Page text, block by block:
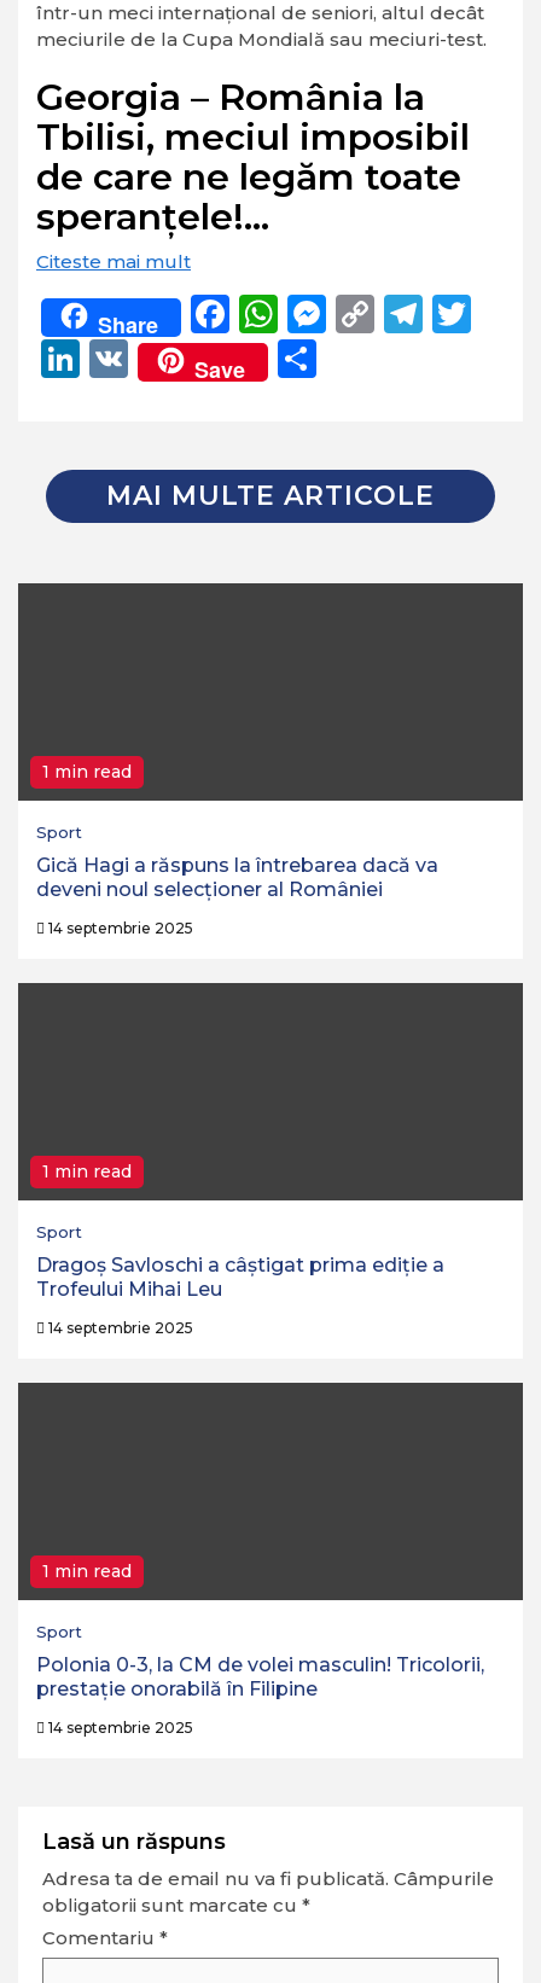
într-un meci internațional de seniori, altul decât
meciurile de la Cupa Mondială sau meciuri-test.
Georgia – România la
Tbilisi, meciul imposibil
de care ne legăm toate
speranțele!…
Citeste mai mult
Share Facebook
WhatsApp
Messenger
Copy
LinkedIn
VK Save
MAI MULTE ARTICOLE
1 min read
Sport
Gică Hagi a răspuns la întrebarea dacă va
deveni noul selecționer al României
14 septembrie 2025
1 min read
Sport
Dragoș Savloschi a câștigat prima ediție a
Trofeului Mihai Leu
14 septembrie 2025
1 min read
Sport
Polonia 0-3, la CM de volei masculin! Tricolorii,
prestație onorabilă în Filipine
14 septembrie 2025
Lasă un răspuns
Adresa ta de email nu va fi publicată. Câmpurile
obligatorii sunt marcate cu *
Comentariu *